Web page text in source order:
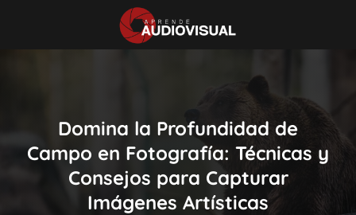
Domina la Profundidad de
Campo en Fotografía: Técnicas y
Consejos para Capturar
Imágenes Artísticas